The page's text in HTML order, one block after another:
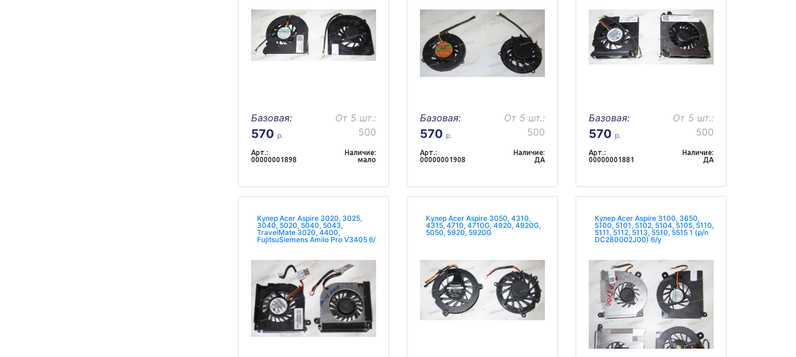
Базовая:
570 р.
От 5 шт.:
500
Арт.:
00000001898
Наличие:
мало
Базовая:
570 р.
От 5 шт.:
500
Арт.:
00000001908
Наличие:
ДА
Базовая:
570 р.
От 5 шт.:
500
Арт.:
00000001881
Наличие:
ДА
Кулер Acer Aspire 3020, 3025,
3040, 5020, 5040, 5043,
TravelMate 3020, 4400,
FujitsuSiemens Amilo Pro V3405 б/
Кулер Acer Aspire 3050, 4310,
4315, 4710, 4710G, 4920, 4920G,
5050, 5920, 5920G
Кулер Acer Aspire 3100, 3650,
5100, 5101, 5102, 5104, 5105, 5110,
5111, 5112, 5113, 5510, 5515 1 (p/n
DC280002J00) б/у